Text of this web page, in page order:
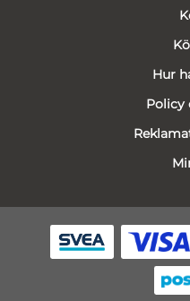
Hur
Policy